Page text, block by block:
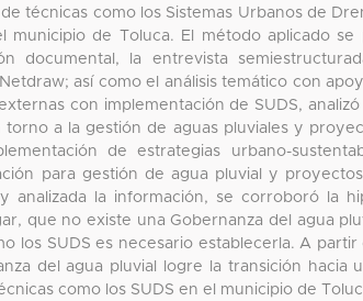
técnicas como los Sistemas Urbanos de
municipio de Toluca. El método aplicado
documental, la entrevista
así como el análisis temático con
con implementación de SUDS,
a la gestión de aguas pluviales y
de estrategias urbano-
para gestión de agua pluvial y
analizada la información, se corroboró la
que no existe una Gobernanza del agua
los SUDS es necesario establecerla. A
del agua pluvial logre la transición hacia
como los SUDS en el municipio de